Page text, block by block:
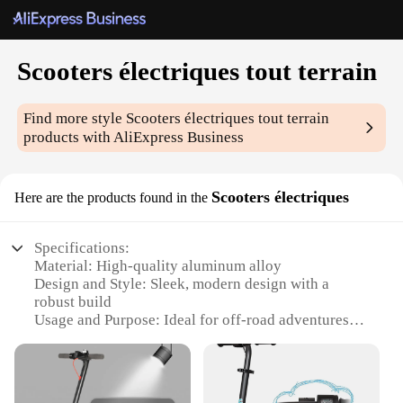
Scooters électriques tout terrain
Find more style Scooters électriques tout terrain
products with AliExpress Business
Here are the products found in the Scooters électriques
Specifications:
Material: High-quality aluminum alloy
Design and Style: Sleek, modern design with a
robust build
Usage and Purpose: Ideal for off-road adventures
Performance and Property: Powerful electric motor
for efficient travel
Parts and Accessories: Comes with a durable set of